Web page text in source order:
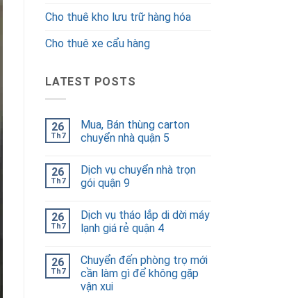
Cho thuê kho lưu trữ hàng hóa
Cho thuê xe cẩu hàng
LATEST POSTS
26
Th7
Mua, Bán thùng carton
chuyển nhà quận 5
26
Th7
Dịch vụ chuyển nhà trọn
gói quận 9
26
Th7
Dịch vụ tháo lắp di dời máy
lạnh giá rẻ quận 4
26
Th7
Chuyển đến phòng trọ mới
cần làm gì để không gặp
vận xui